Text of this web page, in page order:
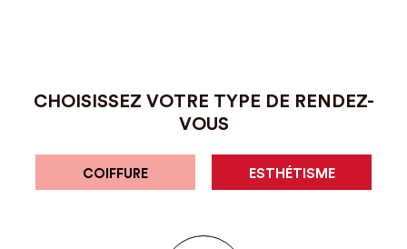
CHOISISSEZ VOTRE TYPE DE RENDEZ-
VOUS
COIFFURE ESTHÉTISME